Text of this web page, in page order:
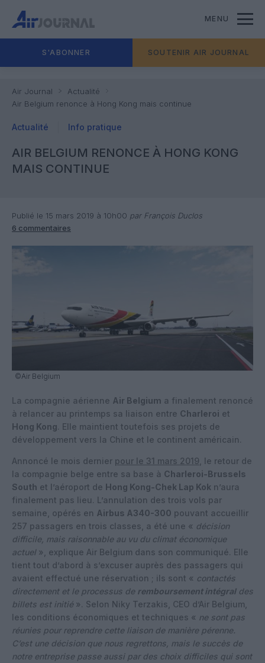
MENU
S'ABONNER SOUTENIR AIR JOURNAL
Air Journal
Actualité
Air Belgium renonce à Hong Kong mais continue
Actualité Info pratique
AIR BELGIUM RENONCE À HONG KONG
MAIS CONTINUE
Publié le 15 mars 2019 à 10h00 par François Duclos
6 commentaires
©Air Belgium
La compagnie aérienne Air Belgium a finalement renoncé
à relancer au printemps sa liaison entre Charleroi et
Hong Kong. Elle maintient toutefois ses projets de
développement vers la Chine et le continent américain.
Annoncé le mois dernier pour le 31 mars 2019 , le retour de
la compagnie belge entre sa base à Charleroi-Brussels
South et l’aéroport de Hong Kong-Chek Lap Kok n’aura
finalement pas lieu. L’annulation des trois vols par
semaine, opérés en Airbus A340-300 pouvant accueillir
257 passagers en trois classes, a été une « décision
difficile, mais raisonnable au vu du climat économique
actuel», explique Air Belgium dans son communiqué. Elle
tient tout d’abord à s’excuser auprès des passagers qui
avaient effectué une réservation ; ils sont « contactés
directement et le processus de remboursement intégraldes
billets est initié ». Selon Niky Terzakis, CEO d’Air Belgium,
les conditions économiques et techniques « ne sont pas
réunies pour reprendre cette liaison de manière pérenne.
C’est une décision que nous regrettons, mais le succès de
notre entreprise passe aussi par des choix difficiles qui sont